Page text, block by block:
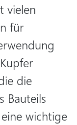
vielen
für
die
Bauteils
wichtige